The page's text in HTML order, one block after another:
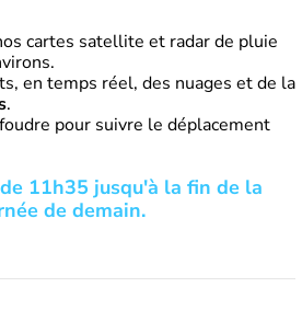
cartes satellite et radar de pluie
en temps réel, des nuages et de la
.
pour suivre le déplacement
11h35 jusqu'à la fin de la
de demain.